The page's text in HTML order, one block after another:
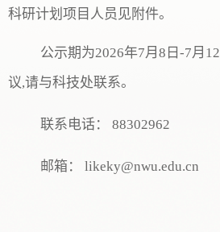
科研计划项目人员见附件。
公示期为2026年7月 8 日 -7月 12
议,请与科技处联系。
联系电话： 88302962
邮箱： likeky@nwu.edu.cn